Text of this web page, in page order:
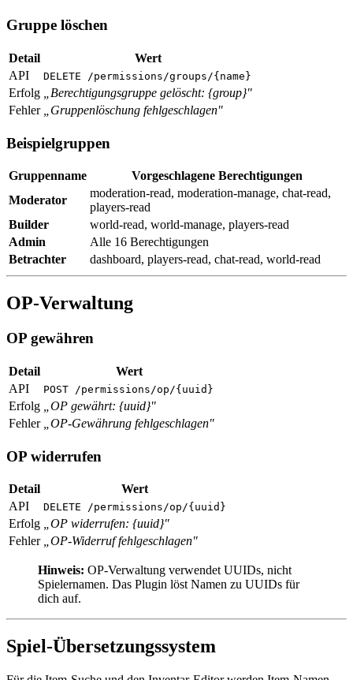
Gruppe löschen
Detail
Wert
API
DELETE /permissions/groups/{name}
Erfolg
„Berechtigungsgruppe gelöscht: {group}"
Fehler
„Gruppenlöschung fehlgeschlagen"
Beispielgruppen
Gruppenname
Vorgeschlagene Berechtigungen
Moderator
moderation-read, moderation-manage, chat-read,
players-read
Builder
world-read, world-manage, players-read
Admin
Alle 16 Berechtigungen
Betrachter
dashboard, players-read, chat-read, world-read
OP-Verwaltung
OP gewähren
Detail
Wert
API
POST /permissions/op/{uuid}
Erfolg
„OP gewährt: {uuid}"
Fehler
„OP-Gewährung fehlgeschlagen"
OP widerrufen
Detail
Wert
API
DELETE /permissions/op/{uuid}
Erfolg
„OP widerrufen: {uuid}"
Fehler
„OP-Widerruf fehlgeschlagen"
Hinweis: OP-Verwaltung verwendet UUIDs, nicht
Spielernamen. Das Plugin löst Namen zu UUIDs für
dich auf.
Spiel-Übersetzungssystem